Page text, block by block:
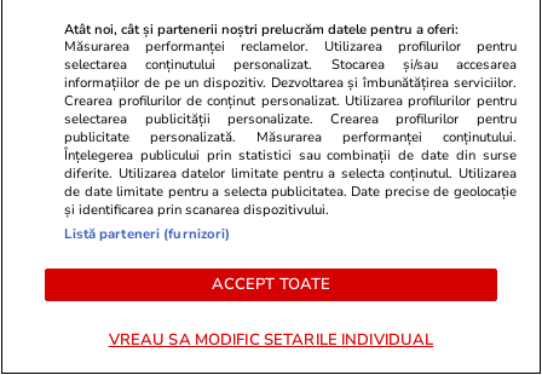
câteva ore: sistemul de
supraveghere al MApN a
detectat un grup de ținte în
apropierea graniței cu Ucraina
Știri România
Tânăra de 22 de ani căutată cu
RO-Alert a fost găsită moartă.
Atât noi, cât și partenerii noștri prelucrăm datele pentru a oferi:
Măsurarea performanței reclamelor. Utilizarea profilurilor pentru
selectarea conținutului personalizat. Stocarea și/sau accesarea
informațiilor de pe un dispozitiv. Dezvoltarea și îmbunătățirea serviciilor.
Crearea profilurilor de conținut personalizat. Utilizarea profilurilor pentru
selectarea publicității personalizate. Crearea profilurilor pentru
publicitate personalizată. Măsurarea performanței conținutului.
Înțelegerea publicului prin statistici sau combinații de date din surse
diferite. Utilizarea datelor limitate pentru a selecta conținutul. Utilizarea
de date limitate pentru a selecta publicitatea. Date precise de geolocație
și identificarea prin scanarea dispozitivului.
Listă parteneri (furnizori)
ACCEPT TOATE
VREAU SA MODIFIC SETARILE INDIVIDUAL